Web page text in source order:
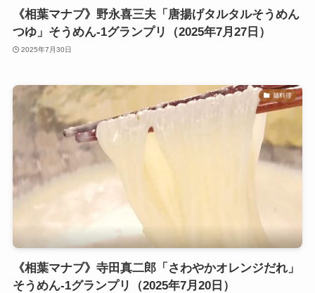
《相葉マナブ》野永喜三夫「唐揚げタルタルそうめん
つゆ」そうめん-1グランプリ（2025年7月27日）
2025年7月30日
麺料理
《相葉マナブ》寺田真二郎「さわやかオレンジだれ」
そうめん-1グランプリ（2025年7月20日）